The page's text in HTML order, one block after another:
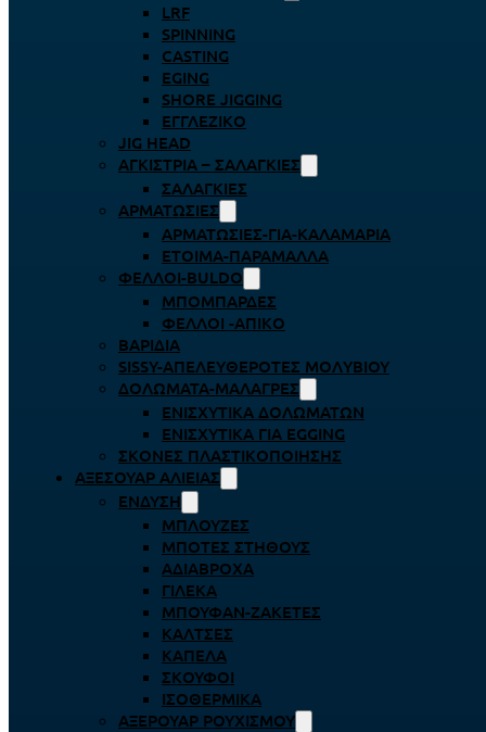
LRF
SPINNING
CASTING
EGING
SHORE JIGGING
ΕΓΓΛΈΖΙΚΟ
JIG HEAD
ΑΓΚΊΣΤΡΙΑ – ΣΑΛΑΓΚΙΈΣ
ΣΑΛΑΓΚΙΈΣ
ΑΡΜΑΤΩΣΙΈΣ
ΑΡΜΑΤΩΣΙΈΣ-ΓΙΑ-ΚΑΛΑΜΆΡΙΑ
ΈΤΟΙΜΑ-ΠΑΡΆΜΑΛΛΑ
ΦΕΛΛΟΊ-BULDO
ΜΠΟΜΠΆΡΔΕΣ
ΦΕΛΛΟΊ -ΑΠΊΚΟ
ΒΑΡΊΔΙΑ
SISSY-ΑΠΕΛΕΥΘΕΡΟΤΈΣ ΜΟΛΥΒΙΟΎ
ΔΟΛΏΜΑΤΑ-ΜΑΛΆΓΡΕΣ
ΕΝΙΣΧΥΤΙΚΆ ΔΟΛΩΜΆΤΩΝ
ΕΝΙΣΧΥΤΙΚΆ ΓΙΑ EGGING
ΣΚΌΝΕΣ ΠΛΑΣΤΙΚΟΠΟΊΗΣΗΣ
ΑΞΕΣΟΥΆΡ ΑΛΙΕΊΑΣ
ΈΝΔΥΣΗ
ΜΠΛΟΎΖΕΣ
ΜΠΌΤΕΣ ΣΤΉΘΟΥΣ
ΑΔΙΆΒΡΟΧΑ
ΓΙΛΈΚΑ
ΜΠΟΥΦΆΝ-ΖΑΚΈΤΕΣ
ΚΆΛΤΣΕΣ
ΚΑΠΈΛΑ
ΣΚΟΎΦΟΙ
ΙΣΟΘΕΡΜΙΚΆ
ΑΞΕΡΟΥΆΡ ΡΟΥΧΙΣΜΟΎ